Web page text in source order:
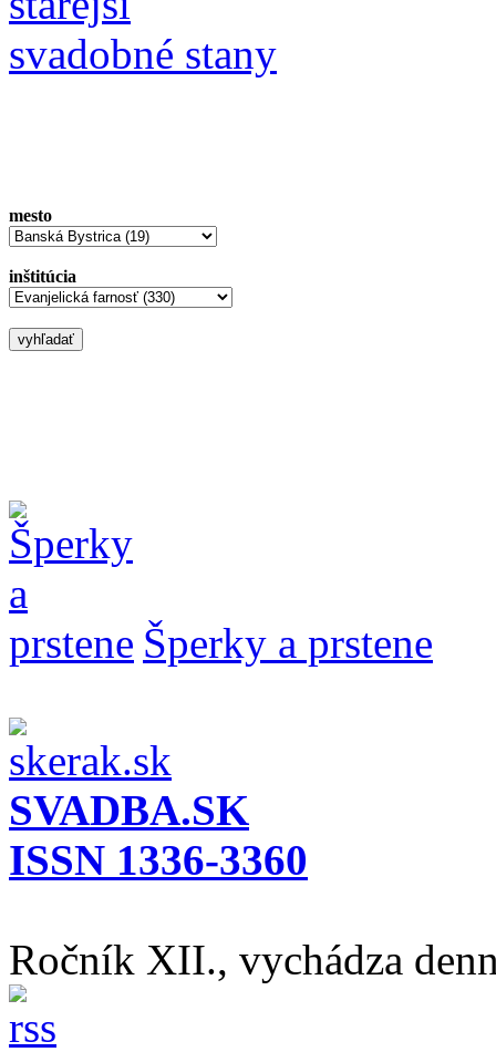
svadobné stany
mesto
inštitúcia
Šperky a prstene
SVADBA.SK
ISSN 1336-3360
Ročník XII., vychádza